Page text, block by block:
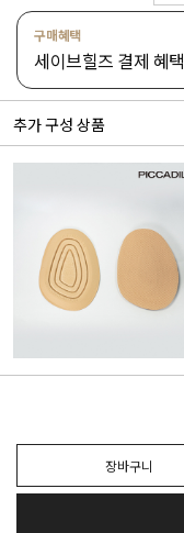
구매혜택
세이브힐즈 결제 혜택
추가 구성 상품
장바구니